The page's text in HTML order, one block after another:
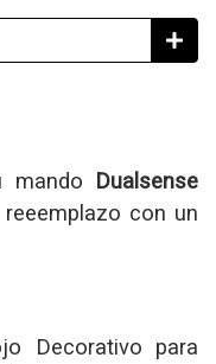
Dualsense
con un
Decorativo
para